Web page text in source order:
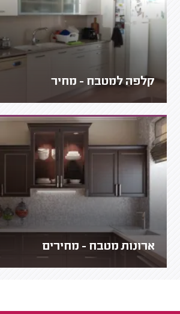
קלפה למטבח - מחיר
ארונות מטבח - מחירים